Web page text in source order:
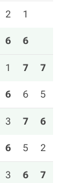
2 1
6 6
1 7 7
6 6 5
3 7 6
6 5 2
3 6 7